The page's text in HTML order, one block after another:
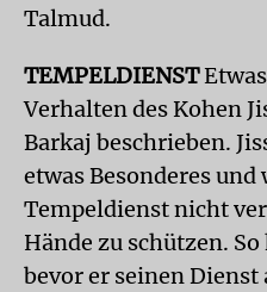
Talmud.
TEMPELDIENST
Verhalten des Kohen
Barkaj beschrieben.
etwas Besonderes und
Tempeldienst nicht
Hände zu schützen.
bevor er seinen